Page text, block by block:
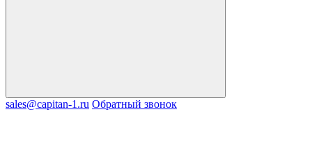
sales@capitan-1.ru Обратный звонок